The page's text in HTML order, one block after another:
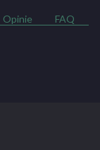
Opinie FAQ